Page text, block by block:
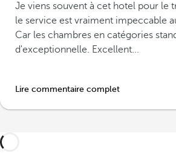
Je viens souvent à cet hotel pour le
le service est vraiment impeccable
Car les chambres en catégories
d'exceptionnelle. Excellent...
Lire commentaire complet